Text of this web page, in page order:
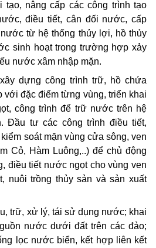
nâng cấp các công trình tạo
điều tiết, cân đối nước, cấp
từ hệ thống thủy lợi, hồ thủy
sinh hoạt trong trường hợp xảy
nước xâm nhập mặn.
dựng công trình trữ, hồ chứa
đặc điểm từng vùng, triển khai
công trình để trữ nước trên hệ
Đầu tư các công trình điều tiết,
soát mặn vùng cửa sông, ven
Cỏ, Hàm Luông,..) để chủ động
điều tiết nước ngọt cho vùng ven
nuôi trồng thủy sản và sản xuất
trữ, xử lý, tái sử dụng nước; khai
nước dưới đất trên các đảo;
lọc nước biển, kết hợp liên kết